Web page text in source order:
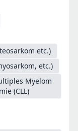
etc.)
etc.)
Myelom
(CLL)